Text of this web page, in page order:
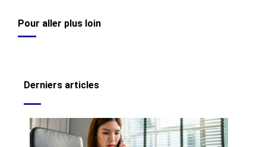
Pour aller plus loin
Derniers articles